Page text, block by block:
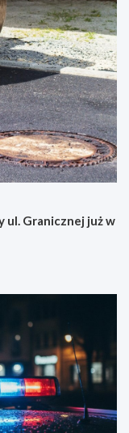
ul. Granicznej już w